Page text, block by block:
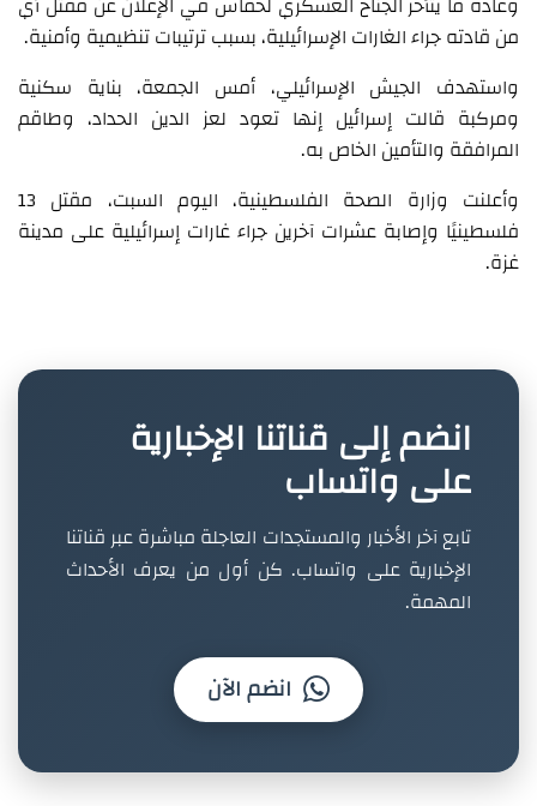
من قادته جراء الغارات الإسرائيلية، بسبب ترتيبات تنظيمية وأمنية.
واستهدف الجيش الإسرائيلي، أمس الجمعة، بناية سكنية
ومركبة قالت إسرائيل إنها تعود لعز الدين الحداد، وطاقم
المرافقة والتأمين الخاص به.
وأعلنت وزارة الصحة الفلسطينية، اليوم السبت، مقتل 13
فلسطينيًا وإصابة عشرات آخرين جراء غارات إسرائيلية على مدينة
غزة.
انضم إلى قناتنا الإخبارية
على واتساب
تابع آخر الأخبار والمستجدات العاجلة مباشرة عبر قناتنا
الإخبارية على واتساب. كن أول من يعرف الأحداث
المهمة.
انضم الآن